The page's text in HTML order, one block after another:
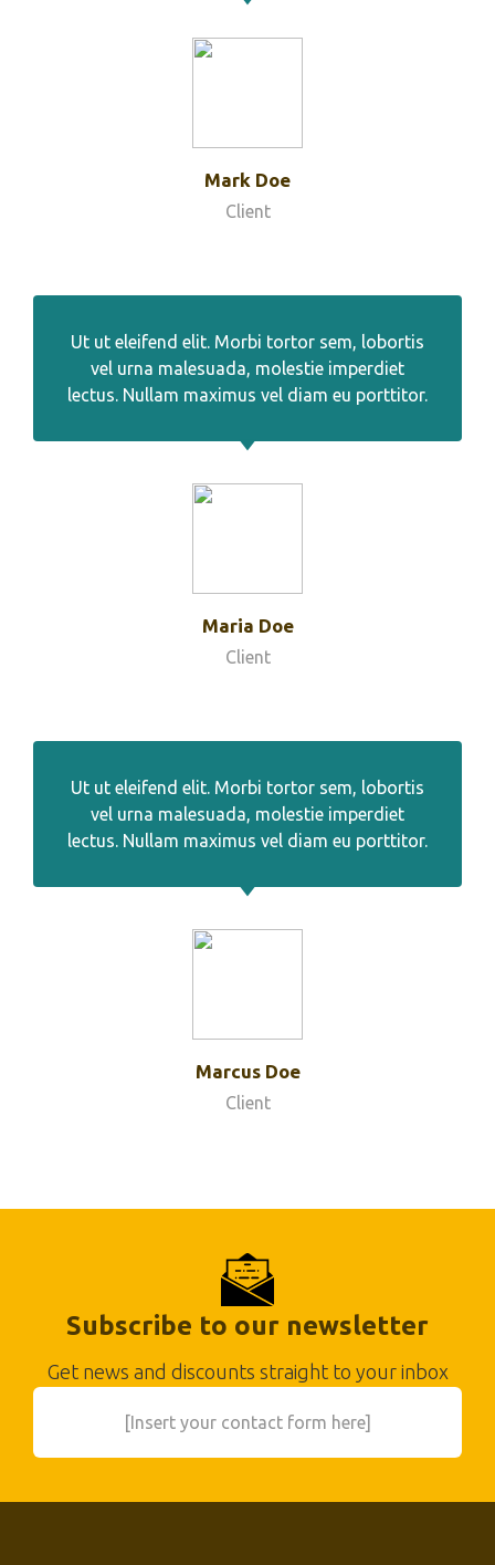
Mark Doe
Client
Ut ut eleifend elit. Morbi tortor sem, lobortis
vel urna malesuada, molestie imperdiet
lectus. Nullam maximus vel diam eu porttitor.
Maria Doe
Client
Ut ut eleifend elit. Morbi tortor sem, lobortis
vel urna malesuada, molestie imperdiet
lectus. Nullam maximus vel diam eu porttitor.
Marcus Doe
Client
Subscribe to our newsletter
Get news and discounts straight to your inbox
[Insert your contact form here]